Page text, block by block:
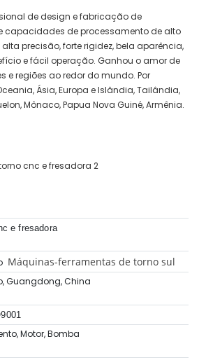
de design e fabricação de
de processamento de alto
precisão, forte rigidez, bela aparência,
e fácil operação. Ganhou o amor de
e regiões ao redor do mundo. Por
Ásia, Europa e Islândia, Tailândia,
Mônaco, Papua Nova Guiné, Armênia.
e fresadora
Máquinas-ferramentas de torno sul
Guangdong, China
Motor, Bomba